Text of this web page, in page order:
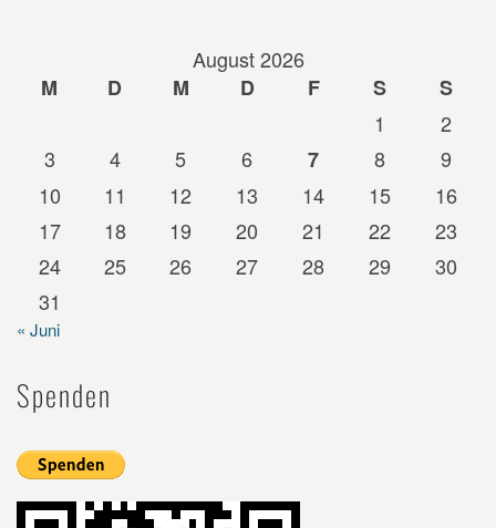
August 2026
M
D M D F S
S
1
2
3
4 5 6 7 8
9
10
11 12 13 14 15
16
17
18 19 20 21 22
23
24
25 26 27 28 29
30
31
« Juni
Spenden